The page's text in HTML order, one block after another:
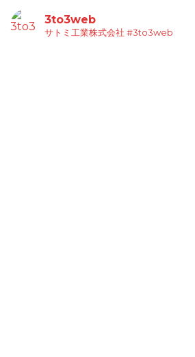
3to3web
サトミ工業株式会社 #3to3web